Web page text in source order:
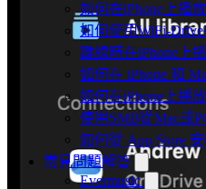
如何在iPhone上播
如何使用WiFi-
離線時在iPhone上
如何在 iPhone 和
如何在iPhone上播
使用SMB從Mac或
如何從 App Store
常見問題解答
Evermusic